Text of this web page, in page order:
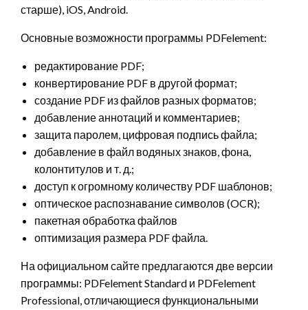
старше), iOS, Android.
Основные возможности программы PDFelement:
редактирование PDF;
конвертирование PDF в другой формат;
создание PDF из файлов разных форматов;
добавление аннотаций и комментариев;
защита паролем, цифровая подпись файла;
добавление в файл водяных знаков, фона,
колонтитулов и т. д.;
доступ к огромному количеству PDF шаблонов;
оптическое распознавание символов (OCR);
пакетная обработка файлов
оптимизация размера PDF файла.
На официальном сайте предлагаются две версии
программы: PDFelement Standard и PDFelement
Professional, отличающиеся функциональными